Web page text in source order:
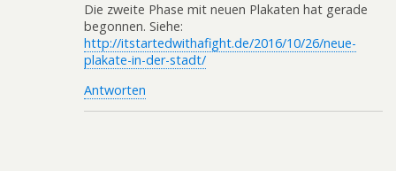
Die zweite Phase mit neuen Plakaten hat gerade
begonnen. Siehe:
http://itstartedwithafight.de/2016/10/26/neue-
plakate-in-der-stadt/
Antworten